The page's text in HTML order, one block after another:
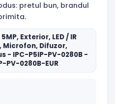
pretul bun, brandul
Exterior, LED / IR
Microfon, Difuzor,
- IPC-P5IP-PV-0280B -
PV-0280B-EUR